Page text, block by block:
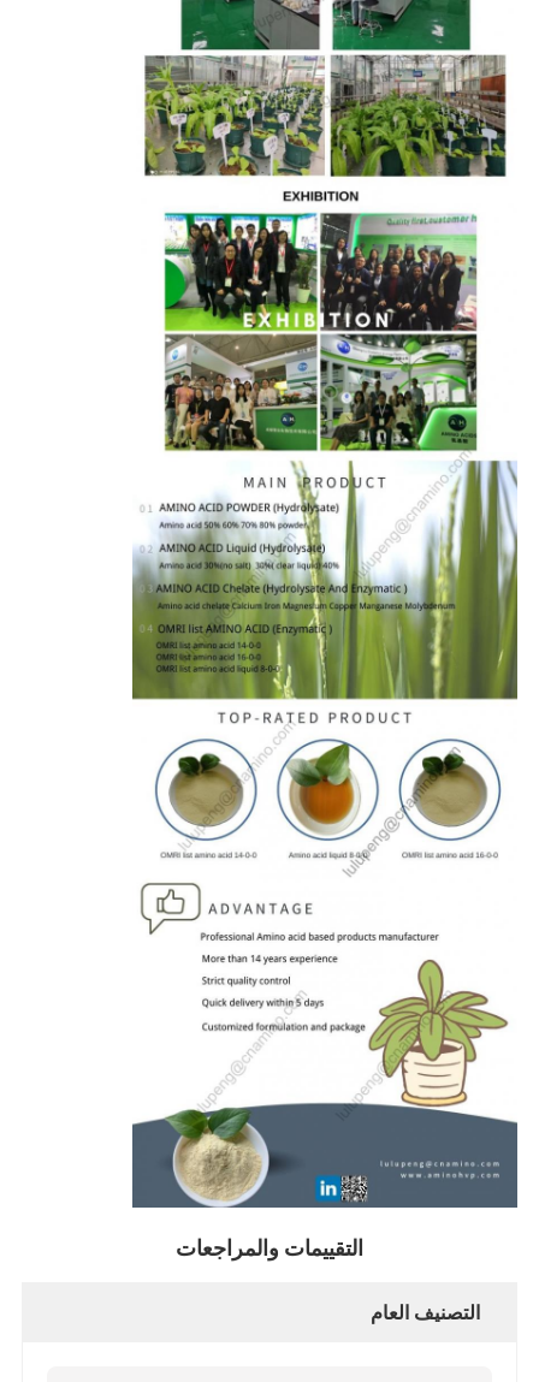
التقييمات والمراجعات
التصنيف العام